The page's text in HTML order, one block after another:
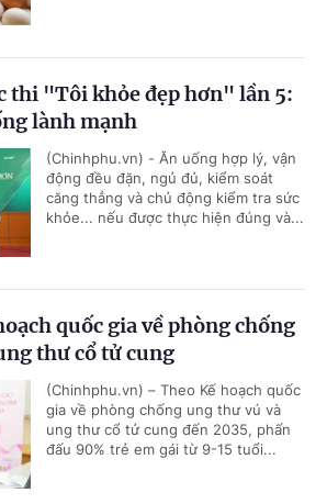
thi "Tôi khỏe đẹp hơn" lần 5:
lành mạnh
(Chinhphu.vn) - Ăn uống hợp lý, vận
động đều đặn, ngủ đủ, kiểm soát
căng thẳng và chủ động kiểm tra sức
khỏe... nếu được thực hiện đúng và...
quốc gia về phòng chống
thư cổ tử cung
(Chinhphu.vn) – Theo Kế hoạch quốc
gia về phòng chống ung thư vú và
ung thư cổ tử cung đến 2035, phấn
đấu 90% trẻ em gái từ 9-15 tuổi...